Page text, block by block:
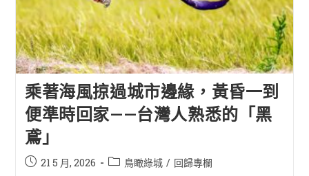
乘著海風掠過城市邊緣，黃昏一到
便準時回家——台灣人熟悉的「黑
鳶」
21 5 月, 2026 鳥瞰綠城 / 回歸專欄